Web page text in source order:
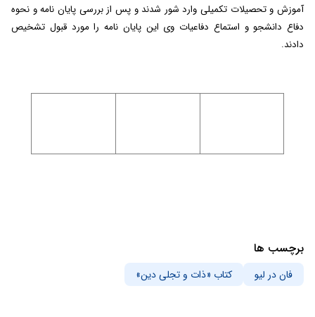
آموزش و تحصیلات تکمیلی وارد شور شدند و پس از بررسی پایان نامهو نحوه
دفاع دانشجوو استماع دفاعیات وی این پایان نامه را مورد قبول تشخیص
دادند.
برچسب ها
فان در لیو کتاب «ذات و تجلی دین»